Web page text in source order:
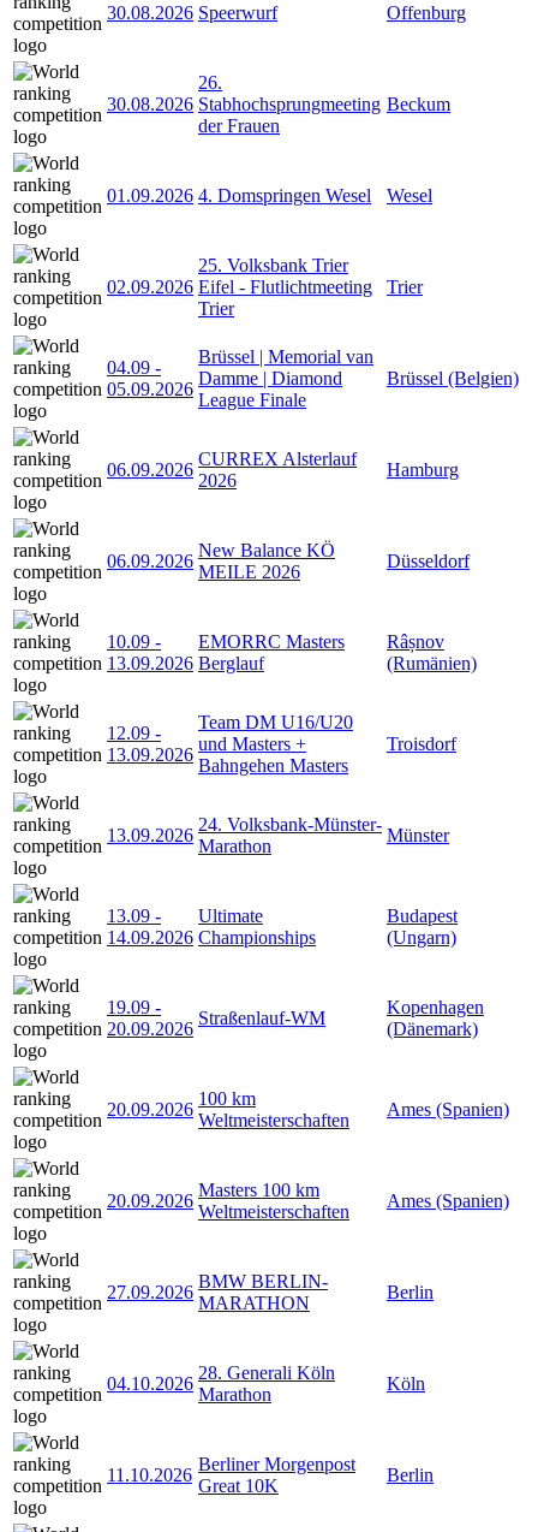
30.08.2026 Speerwurf Offenburg
30.08.2026
26.
Stabhochsprungmeeting
der Frauen
Beckum
01.09.2026 4. Domspringen Wesel Wesel
02.09.2026
25. Volksbank Trier
Eifel - Flutlichtmeeting
Trier
Trier
04.09 -
05.09.2026
Brüssel | Memorial van
Damme | Diamond
League Finale
Brüssel (Belgien)
06.09.2026
CURREX Alsterlauf
2026
Hamburg
06.09.2026
New Balance KÖ
MEILE 2026
Düsseldorf
10.09 -
13.09.2026
EMORRC Masters
Berglauf
Râșnov
(Rumänien)
12.09 -
13.09.2026
Team DM U16/U20
und Masters +
Bahngehen Masters
Troisdorf
13.09.2026
24. Volksbank-Münster-
Marathon
Münster
13.09 -
14.09.2026
Ultimate
Championships
Budapest
(Ungarn)
19.09 -
20.09.2026
Straßenlauf-WM
Kopenhagen
(Dänemark)
20.09.2026
100 km
Weltmeisterschaften
Ames (Spanien)
20.09.2026
Masters 100 km
Weltmeisterschaften
Ames (Spanien)
27.09.2026
BMW BERLIN-
MARATHON
Berlin
04.10.2026
28. Generali Köln
Marathon
Köln
11.10.2026
Berliner Morgenpost
Great 10K
Berlin